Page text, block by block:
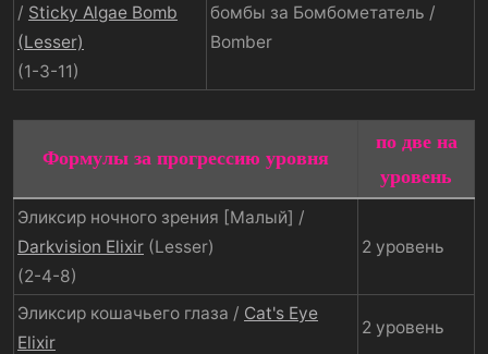
/ Sticky Algae Bomb
(Lesser)
(1-3-11)
бомбы за Бомбометатель /
Bomber
Формулы за прогрессию уровня
по две на
уровень
Эликсир ночного зрения [Малый] /
Darkvision Elixir (Lesser)
(2-4-8)
2 уровень
Эликсир кошачьего глаза / Cat's Eye
Elixir
2 уровень